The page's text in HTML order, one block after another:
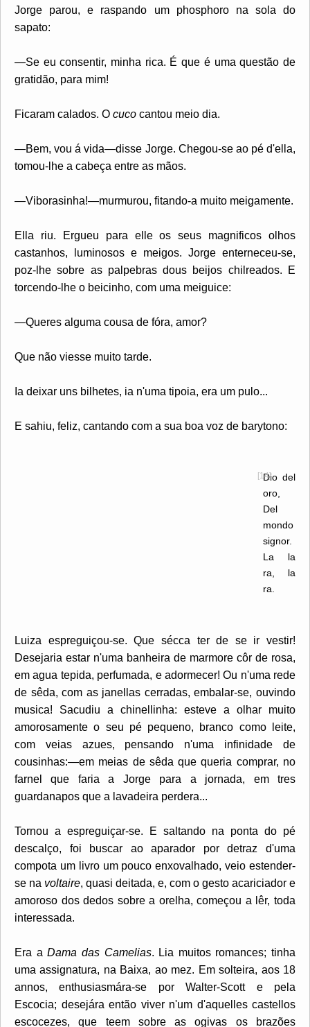
Jorge parou, e raspando um phosphoro na sola do
sapato:
—Se eu consentir, minha rica. É que é uma questão de
gratidão, para mim!
Ficaram calados. O cuco cantou meio dia.
—Bem, vou á vida—disse Jorge. Chegou-se ao pé d'ella,
tomou-lhe a cabeça entre as mãos.
—Viborasinha!—murmurou, fitando-a muito meigamente.
Ella riu. Ergueu para elle os seus magnificos olhos
castanhos, luminosos e meigos. Jorge enterneceu-se,
poz-lhe sobre as palpebras dous beijos chilreados. E
torcendo-lhe o beicinho, com uma meiguice:
—Queres alguma cousa de fóra, amor?
Que não viesse muito tarde.
Ia deixar uns bilhetes, ia n'uma tipoia, era um pulo...
E sahiu, feliz, cantando com a sua boa voz de barytono:
[14]
Dio del
oro,
Del
mondo
signor.
La la
ra, la
ra.
Luiza espreguiçou-se. Que sécca ter de se ir vestir!
Desejaria estar n'uma banheira de marmore côr de rosa,
em agua tepida, perfumada, e adormecer! Ou n'uma rede
de sêda, com as janellas cerradas, embalar-se, ouvindo
musica! Sacudiu a chinellinha: esteve a olhar muito
amorosamente o seu pé pequeno, branco como leite,
com veias azues, pensando n'uma infinidade de
cousinhas:—em meias de sêda que queria comprar, no
farnel que faria a Jorge para a jornada, em tres
guardanapos que a lavadeira perdera...
Tornou a espreguiçar-se. E saltando na ponta do pé
descalço, foi buscar ao aparador por detraz d'uma
compota um livro um pouco enxovalhado, veio estender-
se na voltaire, quasi deitada, e, com o gesto acariciador e
amoroso dos dedos sobre a orelha, começou a lêr, toda
interessada.
Era aDama das Camelias. Lia muitos romances; tinha
uma assignatura, na Baixa, ao mez. Em solteira, aos 18
annos, enthusiasmára-se por Walter-Scott e pela
Escocia; desejára então viver n'um d'aquelles castellos
escocezes, que teem sobre as ogivas os brazões